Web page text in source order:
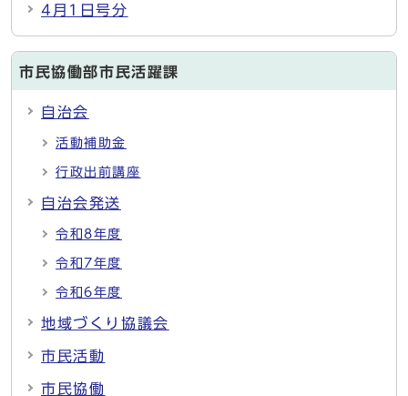
4月1日号分
市民協働部市民活躍課
自治会
活動補助金
行政出前講座
自治会発送
令和8年度
令和7年度
令和6年度
地域づくり協議会
市民活動
市民協働